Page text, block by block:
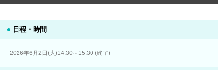
日程・時間
2026年6月2日(火)14:30～15:30 (終了)